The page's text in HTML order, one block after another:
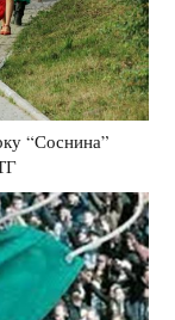
“Соснина”